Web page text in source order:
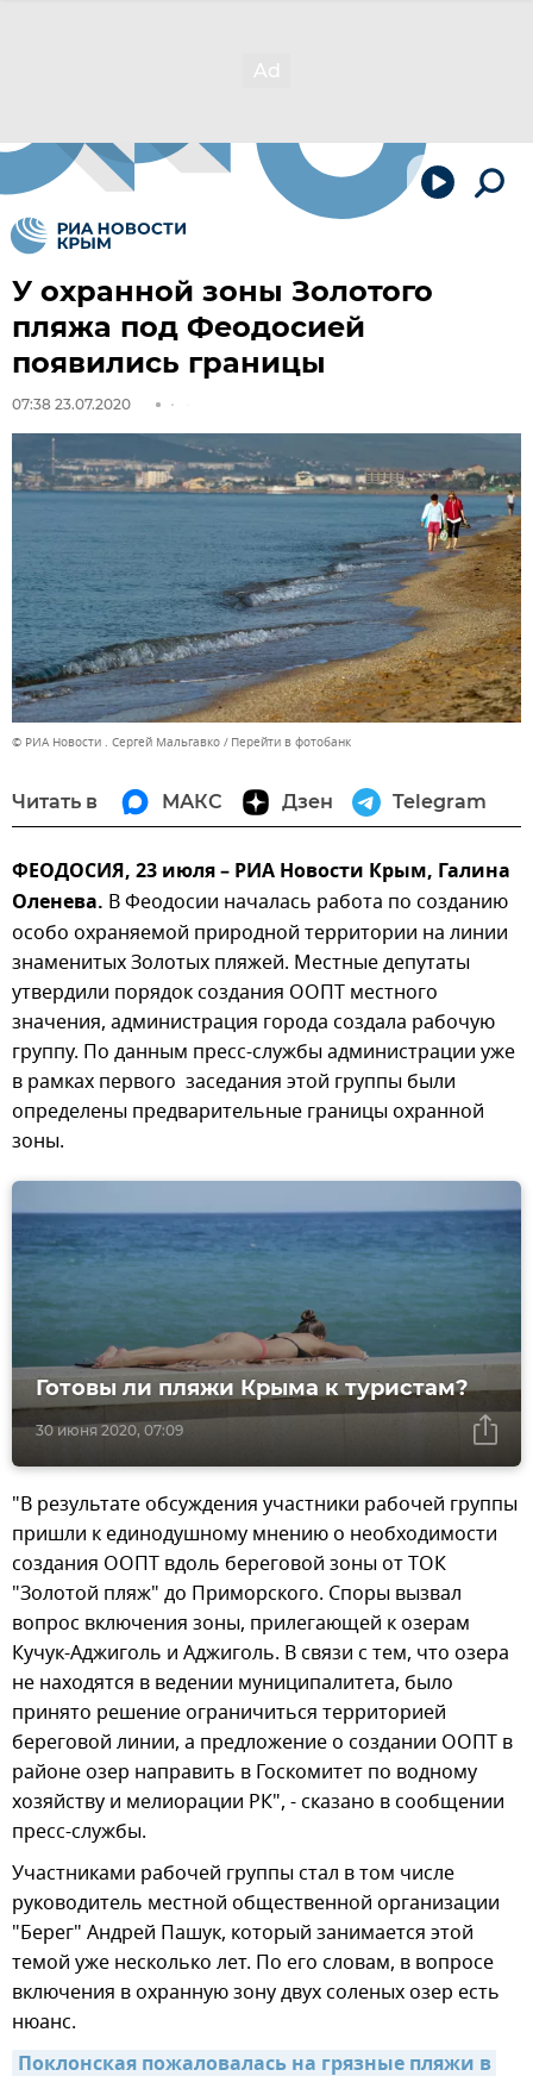
У охранной зоны Золотого
пляжа под Феодосией
появились границы
07:38 23.07.2020
© РИА Новости . Сергей Мальгавко Перейти в фотобанк
Читать в МАКС Дзен Telegram
ФЕОДОСИЯ, 23 июля – РИА Новости Крым, Галина
Оленева. В Феодосии началась работа по созданию
особо охраняемой природной территории на линии
знаменитых Золотых пляжей. Местные депутаты
утвердили порядок создания ООПТ местного
значения, администрация города создала рабочую
группу. По данным пресс-службы администрации уже
в рамках первого заседания этой группы были
определены предварительные границы охранной
зоны.
30 июня 2020, 07:09
Готовы ли пляжи Крыма к туристам?
"В результате обсуждения участники рабочей группы
пришли к единодушному мнению о необходимости
создания ООПТ вдоль береговой зоны от ТОК
"Золотой пляж" до Приморского. Споры вызвал
вопрос включения зоны, прилегающей к озерам
Кучук-Аджиголь и Аджиголь. В связи с тем, что озера
не находятся в ведении муниципалитета, было
принято решение ограничиться территорией
береговой линии, а предложение о создании ООПТ в
районе озер направить в Госкомитет по водному
хозяйству и мелиорации РК", - сказано в сообщении
пресс-службы.
Участниками рабочей группы стал в том числе
руководитель местной общественной организации
"Берег" Андрей Пашук, который занимается этой
темой уже несколько лет. По его словам, в вопросе
включения в охранную зону двух соленых озер есть
нюанс.
Поклонская пожаловалась на грязные пляжи в